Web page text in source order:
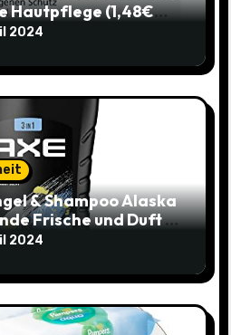
Hautpflege (1,48€
2024
& Shampoo Alaska
Frische und Duft –
statt 2,65€
2024